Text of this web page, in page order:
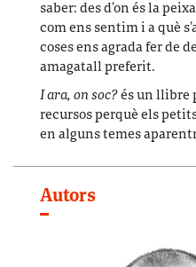
saber: des d’on és la
com ens sentim i a què
coses ens agrada fer de
amagatall preferit.
I ara, on soc?és un llibre
recursos perquè els
en alguns temes
Autors